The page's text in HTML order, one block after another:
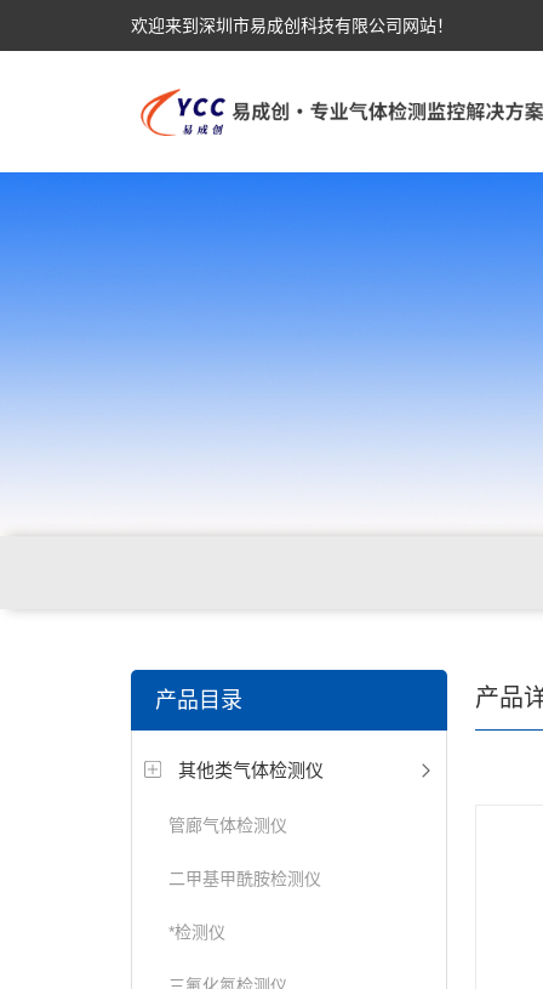
欢迎来到深圳市易成创科技有限公司网站！
产品目录
其他类气体检测仪
管廊气体检测仪
二甲基甲酰胺检测仪
*检测仪
产品